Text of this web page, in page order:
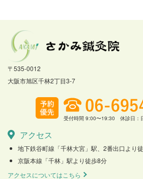
〒535-0012
大阪市旭区千林2丁目3-7
受付時間 9:00〜19:30 休診日：
アクセス
地下鉄谷町線「千林大宮」駅、2番出口より
京阪本線「千林」駅より徒歩8分
アクセスについてはこちら